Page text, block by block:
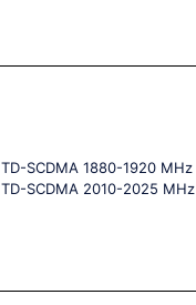
TD-SCDMA 1880-1920 MHz
TD-SCDMA 2010-2025 MHz